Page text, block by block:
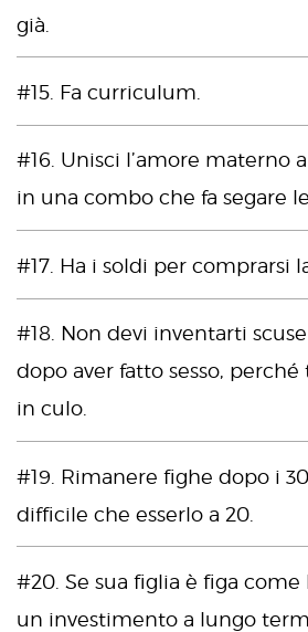
già.
#15. Fa curriculum.
#16. Unisci l’amore materno
in una combo che fa segare
#17. Ha i soldi per comprarsi
#18. Non devi inventarti
dopo aver fatto sesso, perché
in culo.
#19. Rimanere fighe dopo i
difficile che esserlo a 20.
#20. Se sua figlia è figa come
un investimento a lungo